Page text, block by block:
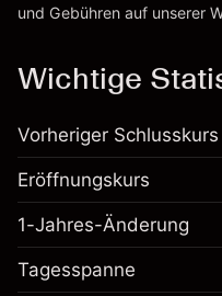
Zur Plattform
und Gebühren auf unserer
Wichtige
Vorheriger Schlusskurs
Eröffnungskurs
1-Jahres-Änderung
Tagesspanne